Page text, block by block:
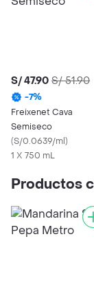
S/ 47.90 S/ 51.90
-7%
Freixenet Cava
Semiseco
(S/0.0639/ml)
1 X 750 mL
Productos